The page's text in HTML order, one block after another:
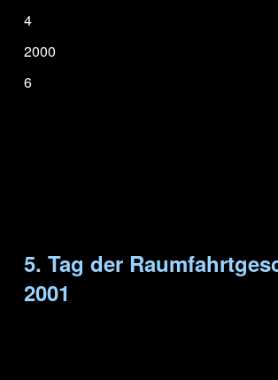
4
2000
6
5. Tag der
2001